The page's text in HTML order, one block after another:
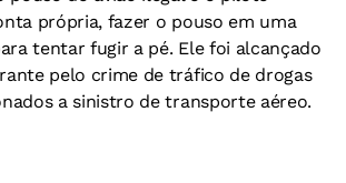
própria, fazer o pouso em uma
tentar fugir a pé. Ele foi alcançado
pelo crime de tráfico de drogas
a sinistro de transporte aéreo.